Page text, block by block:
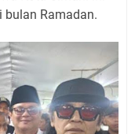
Ramadan.